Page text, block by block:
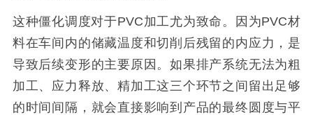
这种僵化调度对于PVC加工尤为致命。因为PVC材
料在车间内的储藏温度和切削后残留的内应力，是
导致后续变形的主要原因。如果排产系统无法为粗
加工、应力释放、精加工这三个环节之间留出足够
的时间间隔，就会直接影响到产品的最终圆度与平